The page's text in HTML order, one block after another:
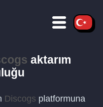
aktarım
Discogs platformuna